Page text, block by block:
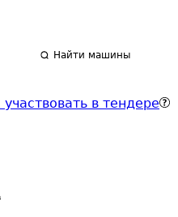
Найти машины
участвовать в тендере